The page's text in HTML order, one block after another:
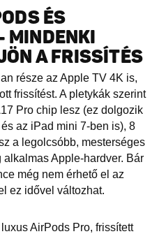
ÉS
MINDENKI
A FRISSÍTÉS
része az Apple TV 4K is,
frissítést. A pletykák szerint
Pro chip lesz (ez dolgozik
az iPad mini 7-ben is), 8
a legolcsóbb, mesterséges
Apple-hardver. Bár
még nem érhető el az
ez idővel változhat.
AirPods Pro, frissített